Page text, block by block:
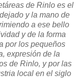
de Rinlo es el
y la mano de
a ese bello
y de la forma
por los pequeños
expresión de la
de Rinlo, y por las
local en el siglo